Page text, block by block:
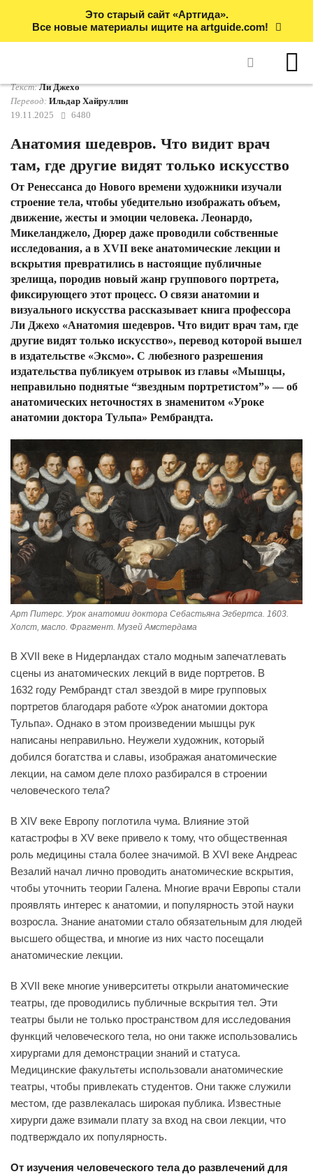
Это старый сайт «Артгида».
Все новые материалы ищите на artguide.com!
Текст:Ли Джехо
Перевод: Ильдар Хайруллин
19.11.2025
6480
Анатомия шедевров. Что видит врач
там, где другие видят только искусство
От Ренессанса до Нового времени художники изучали
строение тела, чтобы убедительно изображать объем,
движение, жесты и эмоции человека. Леонардо,
Микеланджело, Дюрер даже проводили собственные
исследования, а в XVII веке анатомические лекции и
вскрытия превратились в настоящие публичные
зрелища, породив новый жанр группового портрета,
фиксирующего этот процесс. О связи анатомии и
визуального искусства рассказывает книга профессора
Ли Джехо «Анатомия шедевров. Что видит врач там, где
другие видят только искусство», перевод которой вышел
в издательстве «Эксмо». С любезного разрешения
издательства публикуем отрывок из главы «Мышцы,
неправильно поднятые “звездным портретистом”» — об
анатомических неточностях в знаменитом «Уроке
анатомии доктора Тульпа» Рембрандта.
Арт Питерс. Урок анатомии доктора Себастьяна Эгбертcа. 1603.
Холст, масло. Фрагмент. Музей Амстердама
В XVII веке в Нидерландах стало модным запечатлевать
сцены из анатомических лекций в виде портретов. В
1632 году Рембрандт стал звездой в мире групповых
портретов благодаря работе «Урок анатомии доктора
Тульпа». Однако в этом произведении мышцы рук
написаны неправильно. Неужели художник, который
добился богатства и славы, изображая анатомические
лекции, на самом деле плохо разбирался в строении
человеческого тела?
В XIV веке Европу поглотила чума. Влияние этой
катастрофы в XV веке привело к тому, что общественная
роль медицины стала более значимой. В XVI веке Андреас
Везалий начал лично проводить анатомические вскрытия,
чтобы уточнить теории Галена. Многие врачи Европы стали
проявлять интерес к анатомии, и популярность этой науки
возросла. Знание анатомии стало обязательным для людей
высшего общества, и многие из них часто посещали
анатомические лекции.
В XVII веке многие университеты открыли анатомические
театры, где проводились публичные вскрытия тел. Эти
театры были не только пространством для исследования
функций человеческого тела, но они также использовались
хирургами для демонстрации знаний и статуса.
Медицинские факультеты использовали анатомические
театры, чтобы привлекать студентов. Они также служили
местом, где развлекалась широкая публика. Известные
хирурги даже взимали плату за вход на свои лекции, что
подтверждало их популярность.
От изучения человеческого тела до развлечений для